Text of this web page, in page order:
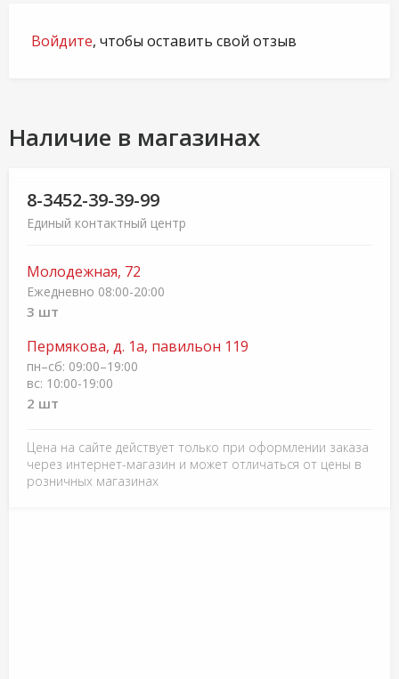
Войдите, чтобы оставить свой отзыв
Наличие в магазинах
8-3452-39-39-99
Единый контактный центр
Молодежная, 72
Ежедневно 08:00-20:00
3 шт
Пермякова, д. 1а, павильон 119
пн–сб: 09:00–19:00
вс: 10:00-19:00
2 шт
Цена на сайте действует только при оформлении заказа
через интернет-магазин и может отличаться от цены в
розничных магазинах